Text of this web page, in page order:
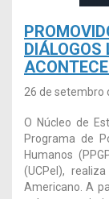
26 de setembro
O Núcleo de
Programa de
Humanos
(UCPel),
Americano. A